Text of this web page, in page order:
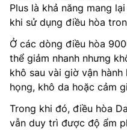
Plus là khả năng mang
khi sử dụng điều hòa
Ở các dòng điều hòa
thể giảm nhanh nhưng
khô sau vài giờ vận
họng, khô da hoặc cảm
Trong khi đó, điều hòa
vẫn duy trì được độ ẩm